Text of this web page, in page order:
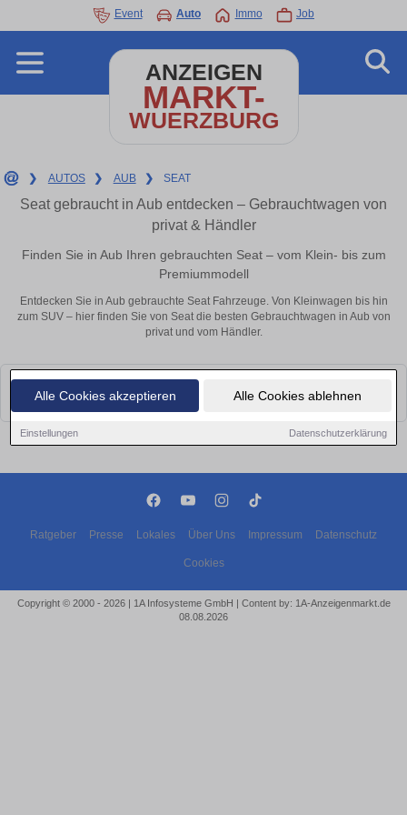
Alle Cookies akzeptieren Alle Cookies ablehnen
Einstellungen Datenschutzerklärung
Event Auto Immo Job
ANZEIGEN
MARKT-
WUERZBURG
❯ AUTOS ❯ AUB ❯ SEAT
Seat gebraucht in Aub entdecken – Gebrauchtwagen von
privat & Händler
Finden Sie in Aub Ihren gebrauchten Seat – vom Klein- bis zum
Premiummodell
Entdecken Sie in Aub gebrauchte Seat Fahrzeuge. Von Kleinwagen bis hin
zum SUV – hier finden Sie von Seat die besten Gebrauchtwagen in Aub von
privat und vom Händler.
Leider konnten wir derzeit keine passenden Autos finden. Schauen Sie
bald wieder vorbei!
Ratgeber Presse Lokales Über Uns Impressum Datenschutz
Cookies
Copyright © 2000 - 2026 | 1A Infosysteme GmbH | Content by: 1A-Anzeigenmarkt.de
08.08.2026